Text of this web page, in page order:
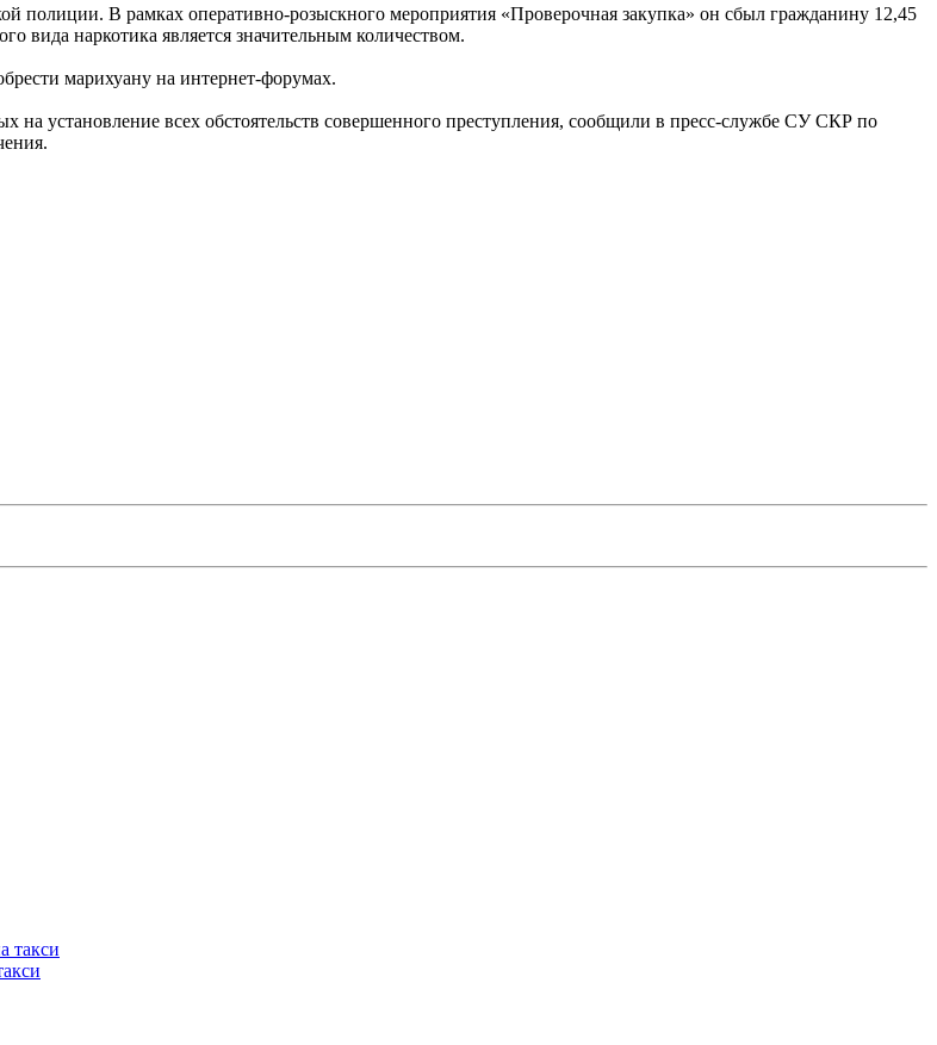
полиции. В рамках оперативно-розыскного мероприятия «Проверочная закупка» он сбыл гражданину 12,45
вида наркотика является значительным количеством.
марихуану на интернет-форумах.
на установление всех обстоятельств совершенного преступления, сообщили в пресс-службе СУ СКР по